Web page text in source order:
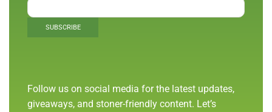
Follow us on social media for the latest updates,
giveaways, and stoner-friendly content. Let’s